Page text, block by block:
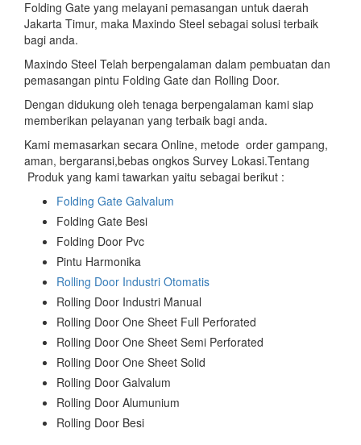
Folding Gate yang melayani pemasangan untuk daerah
Jakarta Timur, maka Maxindo Steel sebagai solusi terbaik
bagi anda.
Maxindo Steel Telah berpengalaman dalam pembuatan dan
pemasangan pintu Folding Gate dan Rolling Door.
Dengan didukung oleh tenaga berpengalaman kami siap
memberikan pelayanan yang terbaik bagi anda.
Kami memasarkan secara Online, metode order gampang,
aman, bergaransi,bebas ongkos Survey Lokasi.Tentang
Produk yang kami tawarkan yaitu sebagai berikut :
Folding Gate Galvalum
Folding Gate Besi
Folding Door Pvc
Pintu Harmonika
Rolling Door Industri Otomatis
Rolling Door Industri Manual
Rolling Door One Sheet Full Perforated
Rolling Door One Sheet Semi Perforated
Rolling Door One Sheet Solid
Rolling Door Galvalum
Rolling Door Alumunium
Rolling Door Besi